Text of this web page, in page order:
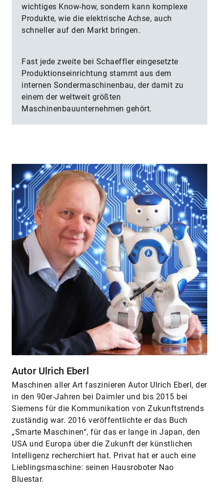
wichtiges Know-how, sondern kann komplexe
Produkte, wie die elektrische Achse, auch
schneller auf den Markt bringen.
Fast jede zweite bei Schaeffler eingesetzte
Produktionseinrichtung stammt aus dem
internen Sondermaschinenbau, der damit zu
einem der weltweit größten
Maschinenbauunternehmen gehört.
Autor Ulrich Eberl
Maschinen aller Art faszinieren Autor Ulrich Eberl, der
in den 90er-Jahren bei Daimler und bis 2015 bei
Siemens für die Kommunikation von Zukunftstrends
zuständig war. 2016 veröffentlichte er das Buch
„Smarte Maschinen“, für das er lange in Japan, den
USA und Europa über die Zukunft der künstlichen
Intelligenz recherchiert hat. Privat hat er auch eine
Lieblingsmaschine: seinen Hausroboter Nao
Bluestar.